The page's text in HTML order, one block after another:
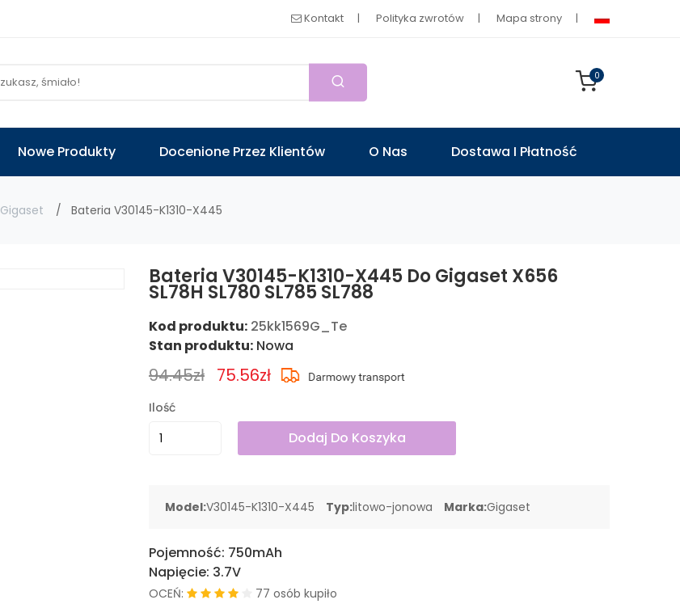
Kontakt Polityka zwrotów Mapa strony
0
Nowe Produkty Docenione Przez Klientów O Nas Dostawa I Płatność
Gigaset Bateria V30145-K1310-X445
Bateria V30145-K1310-X445 Do Gigaset X656
SL78H SL780 SL785 SL788
Kod produktu: 25kk1569G_Te
Stan produktu: Nowa
94.45zł 75.56zł
Ilość
Dodaj Do Koszyka
Model:V30145-K1310-X445 Typ:litowo-jonowa Marka:Gigaset
Pojemność: 750mAh
Napięcie: 3.7V
OCEŃ:
77 osób kupiło